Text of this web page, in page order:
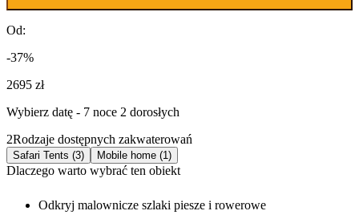
Od:
-37%
2695 zł
Wybierz datę - 7 noce 2 dorosłych
2Rodzaje dostępnych zakwaterowań
Safari Tents (3) Mobile home (1)
Dlaczego warto wybrać ten obiekt
Odkryj malownicze szlaki piesze i rowerowe